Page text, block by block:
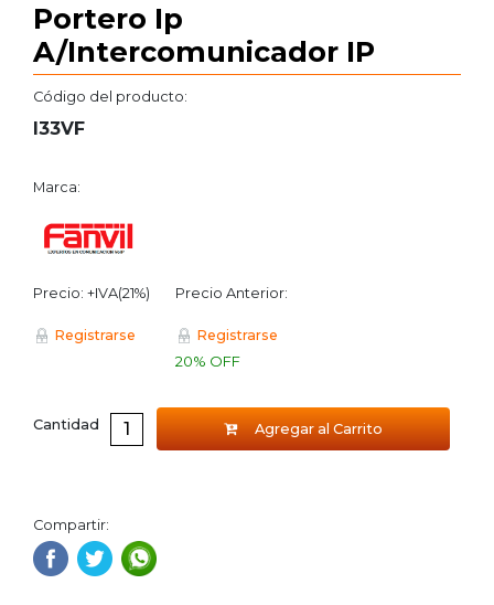
Portero Ip
A/Intercomunicador IP
Código del producto:
I33VF
Marca:
Precio: +IVA(21%)
Registrarse
Precio Anterior:
Registrarse
20% OFF
Cantidad Agregar al Carrito
Compartir: